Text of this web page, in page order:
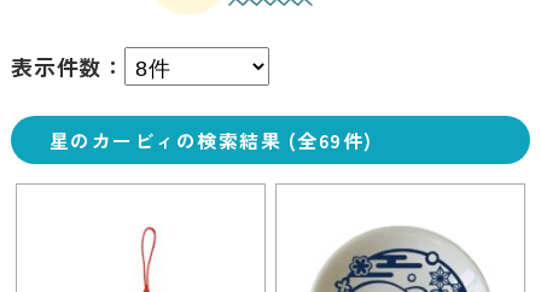
表示件数：
星のカービィの検索結果 (全69件)